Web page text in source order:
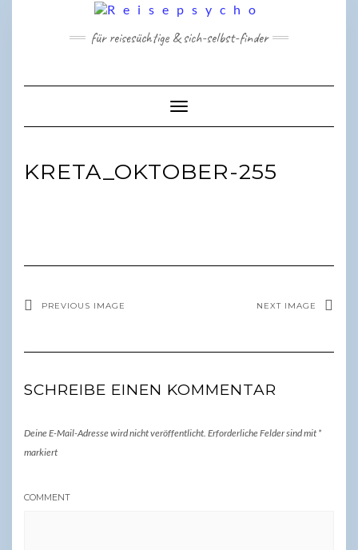
für reisesüchtige & sich-selbst-finder
Toggle Navigation
KRETA_OKTOBER-255
PREVIOUS IMAGE NEXT IMAGE
SCHREIBE EINEN KOMMENTAR
Deine E-Mail-Adresse wird nicht veröffentlicht. Erforderliche Felder sind mit *
markiert
COMMENT